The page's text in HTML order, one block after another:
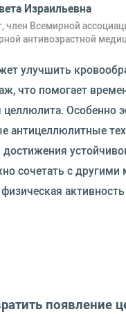
Израильевна
член Всемирной
антивозрастной
улучшить
что помогает
целлюлита. Особенно
антицеллюлитные
сочетать с другими
появление